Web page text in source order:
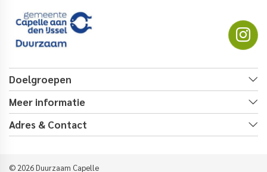
Doelgroepen
Meer informatie
Adres & Contact
© 2026 Duurzaam Capelle